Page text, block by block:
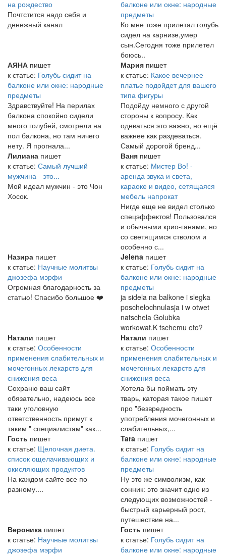
на рождество
Почтстится надо себя и
денежный канал
балконе или окне: народные
предметы
Ко мне тоже прилетал голубь
сидел на карнизе,умер
сын.Сегодня тоже прилетел
боюсь..
АЯНА пишет
к статье: Голубь сидит на
балконе или окне: народные
предметы
Здравствуйте! На перилах
балкона спокойно сидели
много голубей, смотрели на
пол балкона, но там ничего
нету. Я прогнала...
Мария пишет
к статье: Какое вечернее
платье подойдет для вашего
типа фигуры
Подойду немного с другой
стороны к вопросу. Как
одеваться это важно, но ещё
важнее как раздеваться.
Самый дорогой бренд...
Лилиана пишет
к статье: Самый лучший
мужчина - это...
Мой идеал мужчин - это Чон
Хосок.
Ваня пишет
к статье: Мистер Во! -
аренда звука и света,
караоке и видео, сетящаяся
мебель напрокат
Нигде еще не видел столько
спецэффектов! Пользовался
и обычными крио-ганами, но
со светящимся стволом и
особенно с...
Назира пишет
к статье: Научные молитвы
джозефа мэрфи
Огромная благодарность за
статью! Спасибо большое ❤️
Jelena пишет
к статье: Голубь сидит на
балконе или окне: народные
предметы
ja sidela na balkone i slegka
poschelochnulasja i w otwet
natschela Golubka
workowat.K tschemu eto?
Натали пишет
к статье: Особенности
применения слабительных и
мочегонных лекарств для
снижения веса
Сохраню ваш сайт
обязательно, надеюсь все
таки уголовную
ответственность примут к
таким " специалистам" как...
Натали пишет
к статье: Особенности
применения слабительных и
мочегонных лекарств для
снижения веса
Хотела бы поймать эту
тварь, каторая такое пишет
про "безвредность
употребления мочегонных и
слабительных,...
Гость пишет
к статье: Щелочная диета.
список ощелачивающих и
окисляющих продуктов
На каждом сайте все по-
разному....
Tara пишет
к статье: Голубь сидит на
балконе или окне: народные
предметы
Ну это же символизм, как
сонник: это значит одно из
следующих возможностей -
быстрый карьерный рост,
путешествие на...
Вероника пишет
к статье: Научные молитвы
джозефа мэрфи
Гость пишет
к статье: Голубь сидит на
балконе или окне: народные